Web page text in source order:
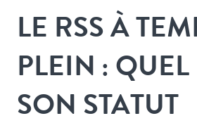
LE RSS À
PLEIN : QUEL
SON STATUT